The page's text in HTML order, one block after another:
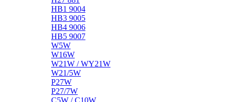
HB1 9004
HB3 9005
HB4 9006
HB5 9007
W5W
W16W
W21W / WY21W
W21/5W
P27W
P27/7W
C5W / C10W